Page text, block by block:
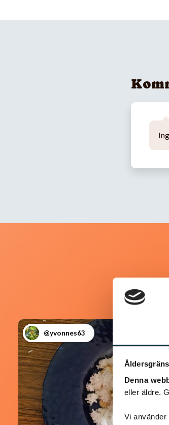
Denna
eller äldre.
Vi använder
@yvonnes63